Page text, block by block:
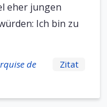
eher jungen
Ich bin zu
de
Zitat